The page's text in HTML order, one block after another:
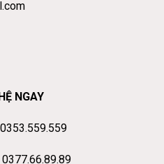
NGAY
0353.559.559
0377.66.89.89